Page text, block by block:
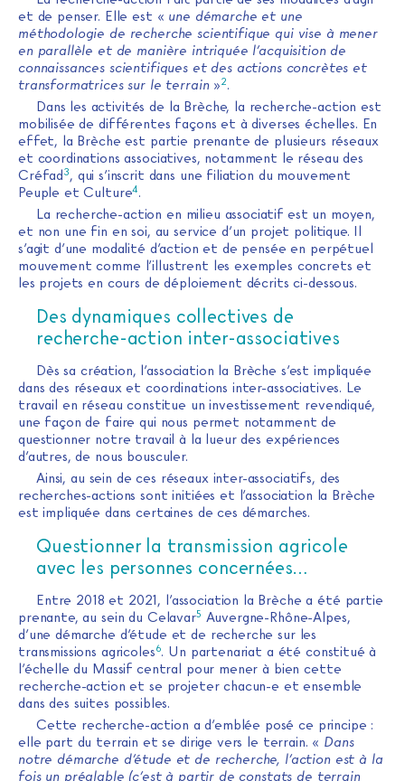
et de penser. Elle est « une démarche et une
méthodologie de recherche scientifique qui vise à mener
en parallèle et de manière intriquée l’acquisition de
connaissances scientifiques et des actions concrètes et
transformatrices sur le terrain»2.
Dans les activités de la Brèche, la recherche-action est
mobilisée de différentes façons et à diverses échelles. En
effet, la Brèche est partie prenante de plusieurs réseaux
et coordinations associatives, notamment le réseau des
Créfad3, qui s’inscrit dans une filiation du mouvement
Peuple et Culture4.
La recherche-action en milieu associatif est un moyen,
et non une fin en soi, au service d’un projet politique. Il
s’agit d’une modalité d’action et de pensée en perpétuel
mouvement comme l’illustrent les exemples concrets et
les projets en cours de déploiement décrits ci-dessous.
Des dynamiques collectives de
recherche-action inter-associatives
Dès sa création, l’association la Brèche s’est impliquée
dans des réseaux et coordinations inter-associatives. Le
travail en réseau constitue un investissement revendiqué,
une façon de faire qui nous permet notamment de
questionner notre travail à la lueur des expériences
d’autres, de nous bousculer.
Ainsi, au sein de ces réseaux inter-associatifs, des
recherches-actions sont initiées et l’association la Brèche
est impliquée dans certaines de ces démarches.
Questionner la transmission agricole
avec les personnes concernées…
Entre 2018 et 2021, l’association la Brèche a été partie
prenante, au sein du Celavar5 Auvergne-Rhône-Alpes,
d’une démarche d’étude et de recherche sur les
transmissions agricoles6. Un partenariat a été constitué à
l’échelle du Massif central pour mener à bien cette
recherche-action et se projeter chacun-e et ensemble
dans des suites possibles.
Cette recherche-action a d’emblée posé ce principe :
elle part du terrain et se dirige vers le terrain. « Dans
notre démarche d’étude et de recherche, l’action est à la
fois un préalable (c’est à partir de constats de terrain